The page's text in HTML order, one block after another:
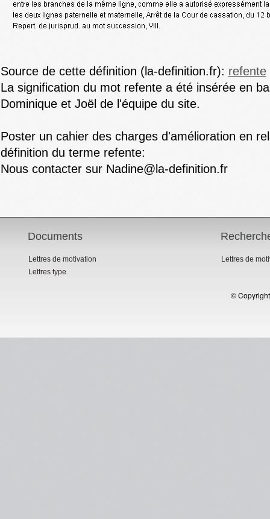
Source de cette définition (la-definition.fr): refente
La signification du mot refente a été insérée en
Dominique et Joël de l'équipe du site.
Poster un cahier des charges d'amélioration en
définition du terme refente:
Nous contacter sur Nadine@la-definition.fr
Documents
Lettres de motivation
Lettres type
Lettres de
©